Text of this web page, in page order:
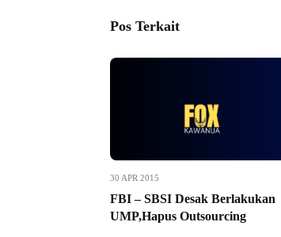
Pos Terkait
30 APR 2015
FBI – SBSI Desak Berlakukan
UMP,Hapus Outsourcing